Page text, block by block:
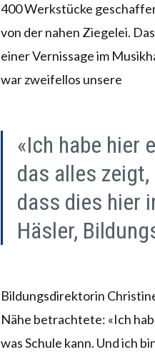
400 Werkstücke
von der nahen Ziegelei.
einer Vernissage im
war zweifellos unsere
«Ich habe hier
das alles
dass dies hier
Häsler,
Bildungsdirektorin
Nähe betrachtete: «Ich
was Schule kann. Und ich